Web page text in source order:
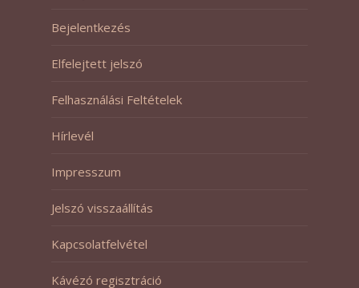
Bejelentkezés
Elfelejtett jelszó
Felhasználási Feltételek
Hírlevél
Impresszum
Jelszó visszaállítás
Kapcsolatfelvétel
Kávézó regisztráció